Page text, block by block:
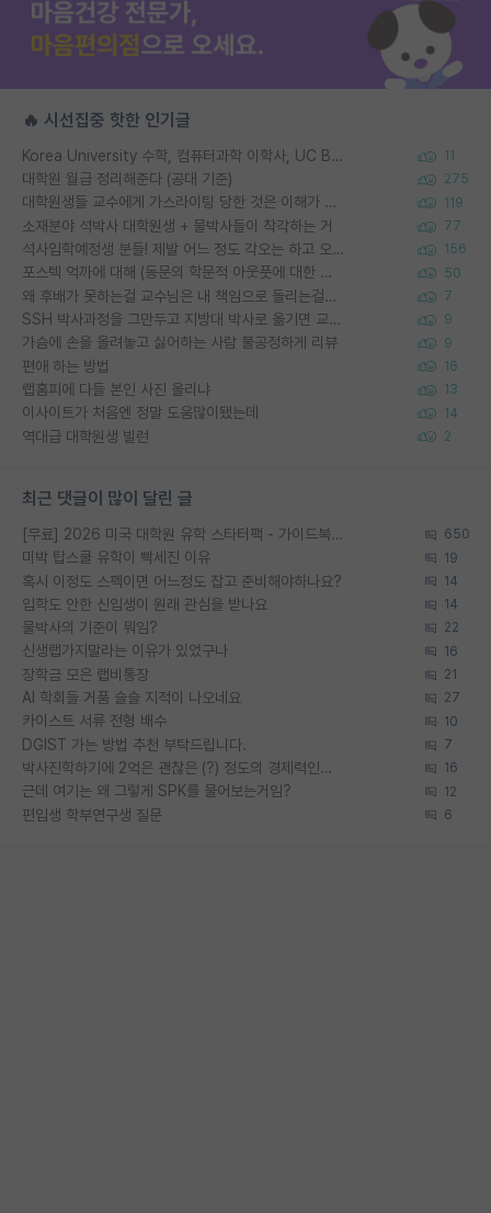
🔥 시선집중 핫한 인기글
Korea University 수학, 컴퓨터과학 이학사, UC Berkeley 산업공학 대학원 공학박사가 되는 것은 쉽지 않겠죠? 11
대학원 월급 정리해준다 (공대 기준) 275
대학원생들 교수에게 가스라이팅 당한 것은 이해가 갑니다. 안타깝네요. 119
소재분야 석박사 대학원생 + 물박사들이 착각하는 거 77
석사입학예정생 분들! 제발 어느 정도 각오는 하고 오세요. 156
포스텍 억까에 대해 (동문의 학문적 아웃풋에 대한 반박) 50
왜 후배가 못하는걸 교수님은 내 책임으로 돌리는걸까요? 7
SSH 박사과정을 그만두고 지방대 박사로 옮기면 교수의 꿈은 끝일까요? 9
가슴에 손을 올려놓고 싫어하는 사람 불공정하게 리뷰 9
편애 하는 방법 16
랩홈피에 다들 본인 사진 올리냐 13
이사이트가 처음엔 정말 도움많이됐는데 14
역대급 대학원생 빌런 2
최근 댓글이 많이 달린 글
[무료] 2026 미국 대학원 유학 스타터팩 - 가이드북 & 합격자 컨택메일 템플릿 650
미박 탑스쿨 유학이 빡세진 이유 19
혹시 이정도 스펙이면 어느정도 잡고 준비해야하나요? 14
입학도 안한 신입생이 원래 관심을 받나요 14
물박사의 기준이 뭐임? 22
신생랩가지말라는 이유가 있었구나 16
장학금 모은 랩비통장 21
AI 학회들 거품 슬슬 지적이 나오네요 27
카이스트 서류 전형 배수 10
DGIST 가는 방법 추천 부탁드립니다. 7
박사진학하기에 2억은 괜찮은 (?) 정도의 경제력인가요 16
근데 여기는 왜 그렇게 SPK를 물어보는거임? 12
편입생 학부연구생 질문 6